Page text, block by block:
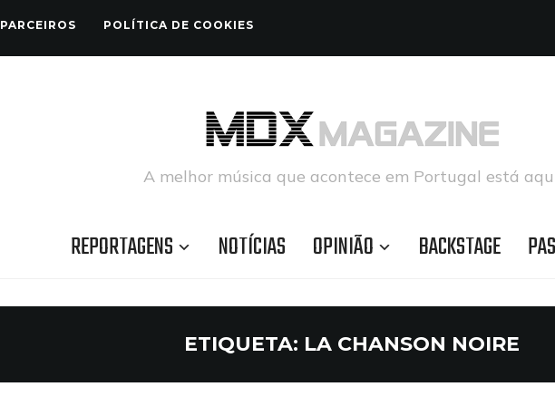
PARCEIROS POLÍTICA DE COOKIES
A melhor música que acontece em Portugal está
REPORTAGENS NOTÍCIAS OPINIÃO BACKSTAGE
ETIQUETA: LA CHANSON NOIRE